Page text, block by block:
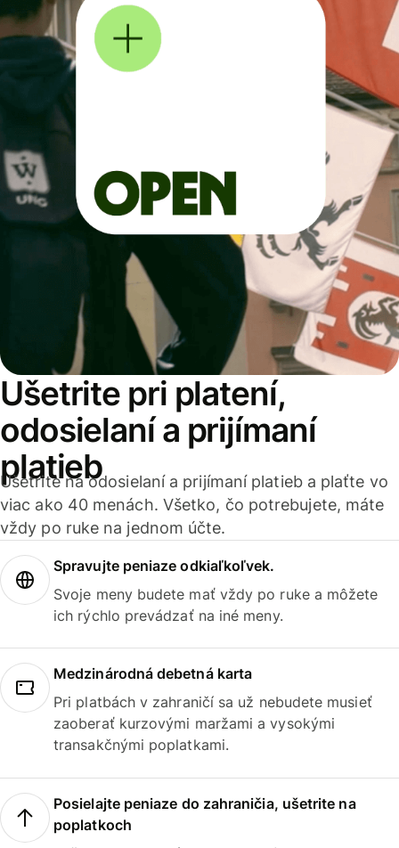
Ušetrite pri platení,
odosielaní a prijímaní
platieb
Ušetrite na odosielaní a prijímaní platieb a plaťte vo
viac ako 40 menách. Všetko, čo potrebujete, máte
vždy po ruke na jednom účte.
Spravujte peniaze odkiaľkoľvek.
Svoje meny budete mať vždy po ruke a môžete
ich rýchlo prevádzať na iné meny.
Medzinárodná debetná karta
Pri platbách v zahraničí sa už nebudete musieť
zaoberať kurzovými maržami a vysokými
transakčnými poplatkami.
Posielajte peniaze do zahraničia, ušetrite na
poplatkoch